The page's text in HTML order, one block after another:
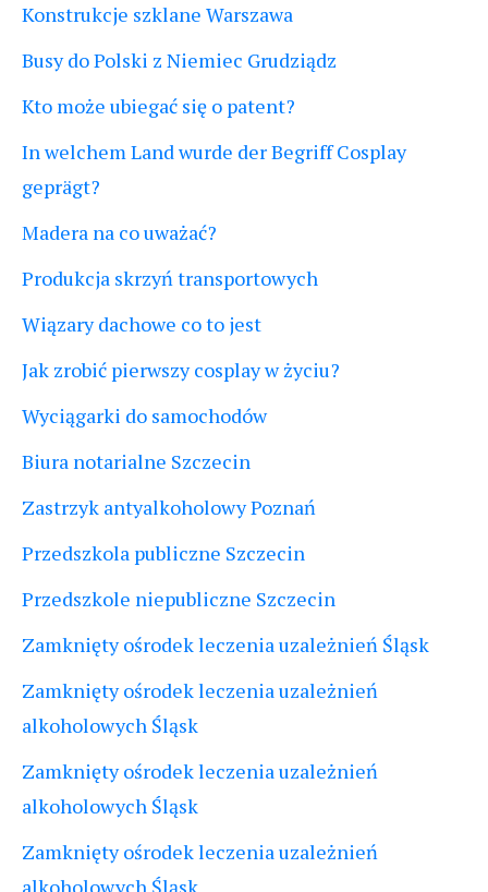
Konstrukcje szklane Warszawa
Busy do Polski z Niemiec Grudziądz
Kto może ubiegać się o patent?
In welchem Land wurde der Begriff Cosplay
geprägt?
Madera na co uważać?
Produkcja skrzyń transportowych
Wiązary dachowe co to jest
Jak zrobić pierwszy cosplay w życiu?
Wyciągarki do samochodów
Biura notarialne Szczecin
Zastrzyk antyalkoholowy Poznań
Przedszkola publiczne Szczecin
Przedszkole niepubliczne Szczecin
Zamknięty ośrodek leczenia uzależnień Śląsk
Zamknięty ośrodek leczenia uzależnień
alkoholowych Śląsk
Zamknięty ośrodek leczenia uzależnień
alkoholowych Śląsk
Zamknięty ośrodek leczenia uzależnień